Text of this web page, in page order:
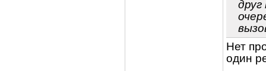
друг
Нет
один